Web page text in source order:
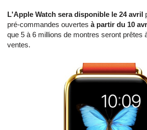
L'Apple Watch sera disponible le 24 avril
pré-commandes ouvertes à partir du 10
que 5 à 6 millions de montres seront prêtes
ventes.